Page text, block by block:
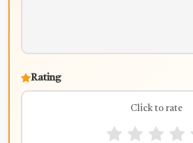
Rating
Click to rate